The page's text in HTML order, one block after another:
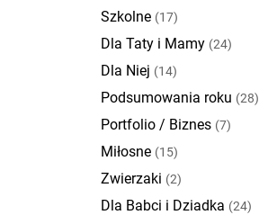
Szkolne (17)
Dla Taty i Mamy (24)
Dla Niej (14)
Podsumowania roku (28)
Portfolio / Biznes (7)
Miłosne (15)
Zwierzaki (2)
Dla Babci i Dziadka (24)